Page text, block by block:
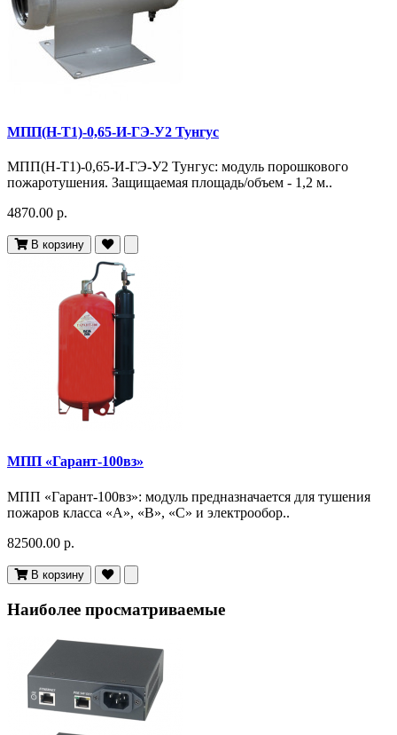
МПП(Н-Т1)-0,65-И-ГЭ-У2 Тунгус
МПП(Н-Т1)-0,65-И-ГЭ-У2 Тунгус: модуль порошкового
пожаротушения. Защищаемая площадь/объем - 1,2 м..
4870.00 р.
В корзину
МПП «Гарант-100вз»
МПП «Гарант-100вз»: модуль предназначается для тушения
пожаров класса «А», «В», «С» и электрообор..
82500.00 р.
В корзину
Наиболее просматриваемые